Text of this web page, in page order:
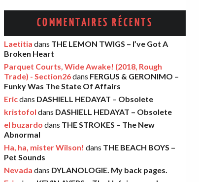
Eric·13 décembre 2025
AMELIA COBURN – Between The Moon
Léo · 9 décembre 2025
THE LEMON TWIGS – Go To School
Léo· 5 novembre 2025
Eric·2 novembre 2025
COMMENTAIRES RÉCENTS
Laetitia dans THE LEMON TWIGS – I’ve Got A
Broken Heart
Parquet Courts, Wide Awake! (2018, Rough
Trade) - Section26dans FERGUS & GERONIMO –
Funky Was The State Of Affairs
Ericdans DASHIELL HEDAYAT – Obsolete
kristofol dans DASHIELL HEDAYAT – Obsolete
el buzardo dans THE STROKES – The New
Abnormal
Ha, ha, mister Wilson! dans THE BEACH BOYS –
Pet Sounds
Nevada dans DYLANOLOGIE. My back pages.